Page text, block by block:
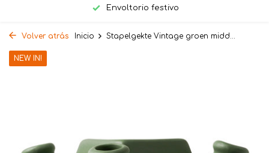
Envoltorio festivo
Volver atrás Inicio Stapelgekte Vintage groen midd...
NEW IN!